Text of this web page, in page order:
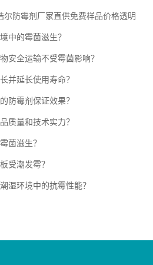
防霉剂厂家直供免费样品价格透明
中的霉菌滋生？
安全运输不受霉菌影响？
并延长使用寿命？
防霉剂保证效果？
质量和技术实力？
菌滋生？
受潮发霉？
湿环境中的抗霉性能？